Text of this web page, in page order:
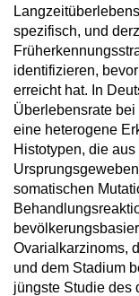
spezifisch, und
identifizieren,
erreicht hat. In
Überlebensrate
eine heterogene
Histotypen, die
somatischen
Ovarialkarzinoms,
und dem Stadium
jüngste Studie des